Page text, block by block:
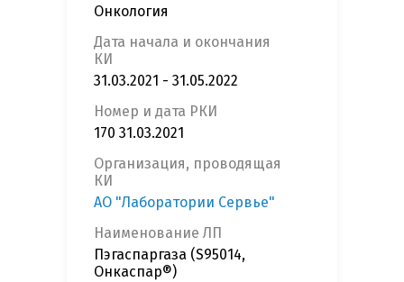
Онкология
Дата начала и окончания
КИ
31.03.2021 - 31.05.2022
Номер и дата РКИ
170 31.03.2021
Организация, проводящая
КИ
АО "Лаборатории Сервье"
Наименование ЛП
Пэгаспаргаза (S95014,
Онкаспар®)